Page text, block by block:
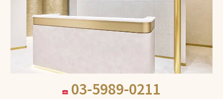
03-5989-0211